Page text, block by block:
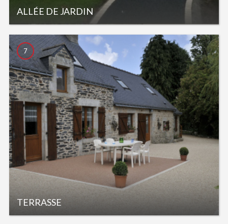
ALLÉE DE JARDIN
TERRASSE
7